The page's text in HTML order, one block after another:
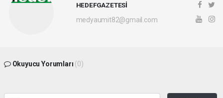
HEDEFGAZETESİ
medyaumit82@gmail.com
Okuyucu Yorumları (0)